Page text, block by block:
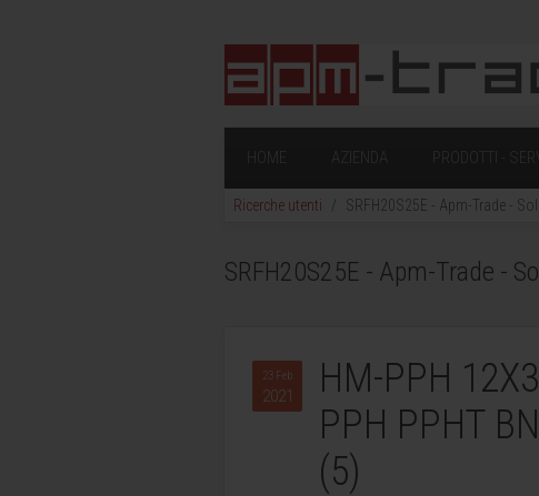
HOME AZIENDA PRODOTTI -
Ricerche utenti SRFH20S25E - Apm-Trade -
SRFH20S25E - Apm-Trade -
23 Feb
2021
HM-PPH
PPH PPHT
(5)